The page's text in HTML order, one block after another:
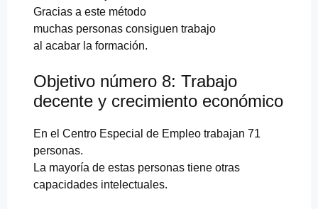
Gracias a este método
muchas personas consiguen trabajo
al acabar la formación.
Objetivo número 8: Trabajo
decente y crecimiento económico
En el Centro Especial de Empleo trabajan 71
personas.
La mayoría de estas personas tiene otras
capacidades intelectuales.